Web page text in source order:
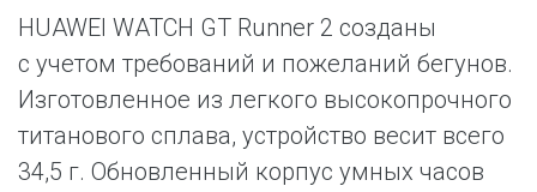
HUAWEI WATCH GT Runner 2 созданы
с учетом требований и пожеланий бегунов.
Изготовленное из легкого высокопрочного
титанового сплава, устройство весит всего
34,5 г. Обновленный корпус умных часов